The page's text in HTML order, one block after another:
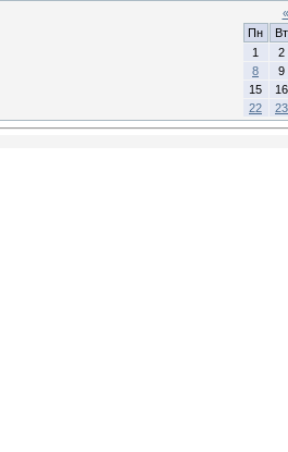
«
Пн
Вт
1
2
8
9
15
16
22
23